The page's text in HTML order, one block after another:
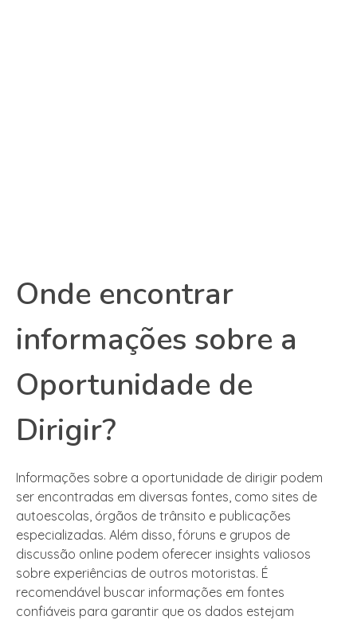
Onde encontrar
informações sobre a
Oportunidade de
Dirigir?
Informações sobre a oportunidade de dirigir podem
ser encontradas em diversas fontes, como sites de
autoescolas, órgãos de trânsito e publicações
especializadas. Além disso, fóruns e grupos de
discussão online podem oferecer insights valiosos
sobre experiências de outros motoristas. É
recomendável buscar informações em fontes
confiáveis para garantir que os dados estejam